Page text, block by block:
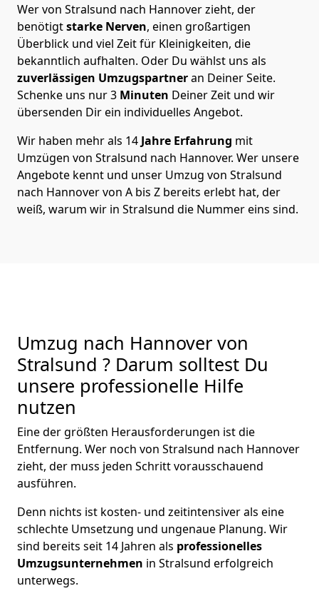
Wer von Stralsund nach Hannover zieht, der
benötigtstarke Nerven, einen großartigen
Überblick und viel Zeit für Kleinigkeiten, die
bekanntlich aufhalten. Oder Du wählst uns als
zuverlässigen Umzugspartneran Deiner Seite.
Schenke uns nur3 Minuten Deiner Zeit und wir
übersenden Dir ein individuelles Angebot.
Wir haben mehr als 14 Jahre Erfahrung mit
Umzügen von Stralsund nach Hannover. Wer unsere
Angebote kennt und unser Umzug von Stralsund
nach Hannover von A bis Z bereits erlebt hat, der
weiß, warum wir in Stralsund die Nummer eins sind.
Umzug nach Hannover von
Stralsund ? Darum solltest Du
unsere professionelle Hilfe
nutzen
Eine der größten Herausforderungen ist die
Entfernung. Wer noch von Stralsund nach Hannover
zieht, der muss jeden Schritt vorausschauend
ausführen.
Denn nichts ist kosten- und zeitintensiver als eine
schlechte Umsetzung und ungenaue Planung. Wir
sind bereits seit 14 Jahren als professionelles
Umzugsunternehmen in Stralsund erfolgreich
unterwegs.